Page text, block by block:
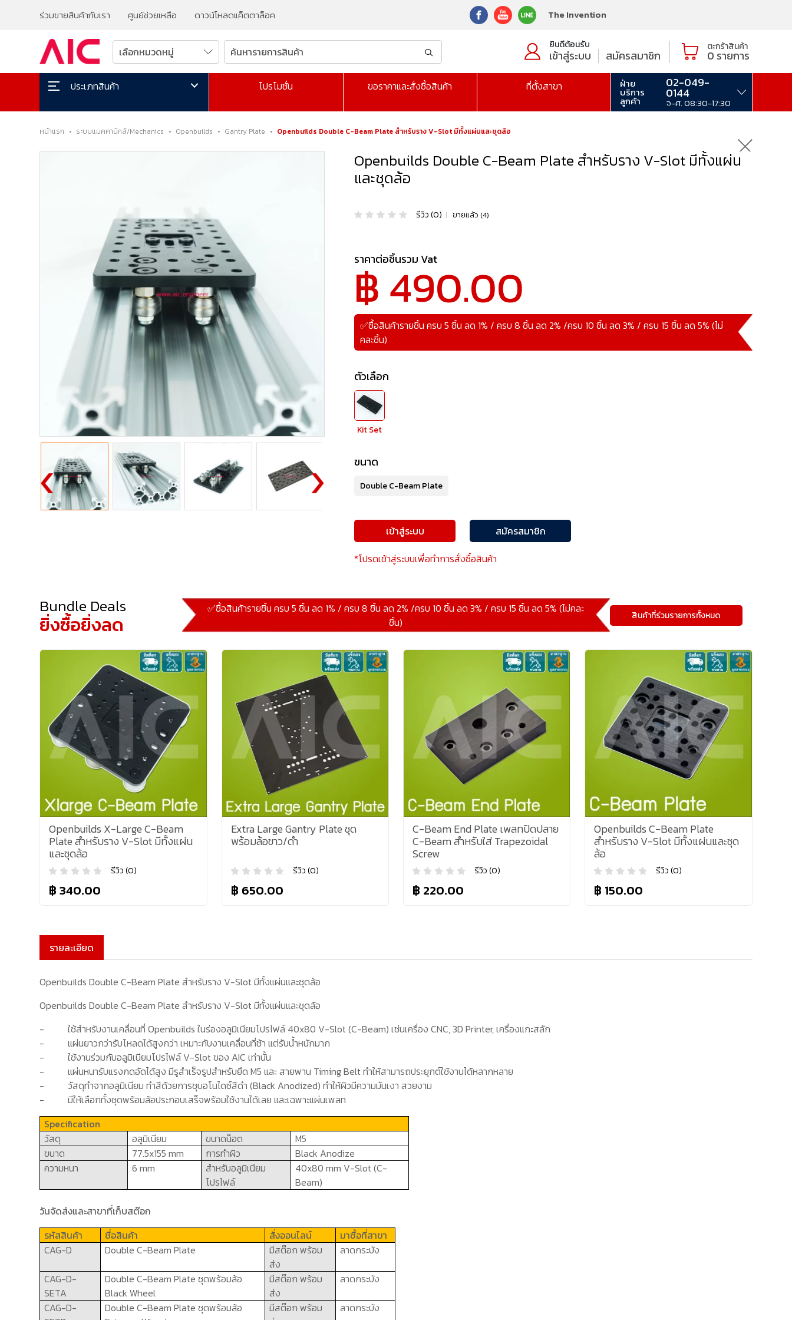
ร่วมขายสินค้ากับเรา ศูนย์ช่วยเหลือ ดาวน์โหลดแค็ตตาล็อค The Invention
ยินดีต้อนรับ
เข้าสู่ระบบ สมัครสมาชิก
ตะกร้าสินค้า
0 รายการ
ประเภทสินค้า โปรโมชั่น ขอราคาและสั่งซื้อสินค้า ที่ตั้งสาขา ฝ่าย
บริการ
ลูกค้า
02-049-
0144
จ-ศ. 08:30-17:30
หน้าแรก • ระบบแมคคานิกส์/Mechanics • Openbuilds • Gantry Plate • Openbuilds Double C-Beam Plate สำหรับราง V-Slot มีทั้งแผ่นและชุดล้อ
Openbuilds Double C-Beam Plate สำหรับราง V-Slot มีทั้งแผ่น
และชุดล้อ
รีวิว (0) | ขายแล้ว (4)
ราคาต่อชิ้นรวม Vat
฿ 490.00
✅ซื้อสินค้ารายชิ้น ครบ 5 ชิ้น ลด 1% / ครบ 8 ชิ้น ลด 2% /ครบ 10 ชิ้น ลด 3% / ครบ 15 ชิ้น ลด 5% (ไม่
คละชิ้น)
ตัวเลือก
Kit Set
ขนาด
Double C-Beam Plate
เข้าสู่ระบบ
สมัครสมาชิก
*โปรดเข้าสู่ระบบเพื่อทำการสั่งซื้อสินค้า
Bundle Deals
ยิ่งซื้อยิ่งลด
✅ซื้อสินค้ารายชิ้น ครบ 5 ชิ้น ลด 1% / ครบ 8 ชิ้น ลด 2% /ครบ 10 ชิ้น ลด 3% / ครบ 15 ชิ้น ลด 5% (ไม่คละ
ชิ้น)
สินค้าที่ร่วมรายการทั้งหมด
Openbuilds X-Large C-Beam
Plate สำหรับราง V-Slot มีทั้งแผ่น
และชุดล้อ
รีวิว (0)
฿ 340.00
Extra Large Gantry Plate ชุด
พร้อมล้อขาว/ดำ
รีวิว (0)
฿ 650.00
C-Beam End Plate เพลทปิดปลาย
C-Beam สำหรับใส่ Trapezoidal
Screw
รีวิว (0)
฿ 220.00
Openbuilds C-Beam Plate
สำหรับราง V-Slot มีทั้งแผ่นและชุด
ล้อ
รีวิว (0)
฿ 150.00
รายละเอียด
Openbuilds Double C-Beam Plate สำหรับราง V-Slot มีทั้งแผ่นและชุดล้อ
Openbuilds Double C-Beam Plate สำหรับราง V-Slot มีทั้งแผ่นและชุดล้อ
-
ใช้สำหรับงานเคลื่อนที่Openbuilds ในร่องอลูมิเนียมโปรไฟล์40x80 V-Slot(C-Beam)เช่นเครื่องCNC, 3D Printer,เครื่องแกะสลัก
-
แผ่นยาวกว่ารับโหลดได้สูงกว่า เหมาะกับงานเคลื่อนที่ช้า แต่รับน้ำหนักมาก
-
ใช้งานร่วมกับอลูมิเนียมโปรไฟล์V-Slotของ AICเท่านั้น
-
แผ่นหนารับแรงกดอัดได้สูง มีรูสำเร็จรูปสำหรับยึดM5 และ สายพาน Timing Beltทำให้สามารถประยุกต์ใช้งานได้หลากหลาย
-
วัสดุทำจากอลูมิเนียม ทำสีด้วยการชุบอโนไดซ์สีดำ (Black Anodized)ทำให้ผิวมีความมันเงา สวยงาม
-
มีให้เลือกทั้งชุดพร้อมล้อประกอบเสร็จพร้อมใช้งานได้เลย และเฉพาะแผ่นเพลท
Specification
วัสดุ
อลูมิเนียม ขนาดน็อต M5
ขนาด
77.5x155 mm การทำผิว
Black Anodize
ความหนา
6 mm
สำหรับอลูมิเนียม
โปรไฟล์
40x80 mm V-Slot (C-
Beam)
วันจัดส่งและสาขาที่เก็บสต๊อก
รหัสสินค้า
ชื่อสินค้า สั่งออนไลน์
มาซื้อที่สาขา
CAG-D
Double C-Beam Plate
มีสต๊อก พร้อม
ส่ง
ลาดกระบัง
CAG-D-
SETA
Double C-Beam Plateชุดพร้อมล้อ
Black Wheel
มีสต๊อก พร้อม
ส่ง
ลาดกระบัง
CAG-D-
Double C-Beam Plateชุดพร้อมล้อ
มีสต๊อก พร้อม
ลาดกระบัง